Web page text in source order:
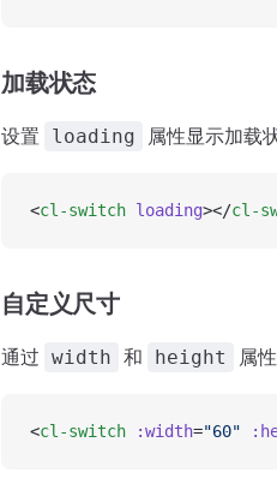
加载状态
设置 loading 属性显示加载
<cl-switch loading></cl-
自定义尺寸
通过 width 和 height 属
<cl-switch :width="60"